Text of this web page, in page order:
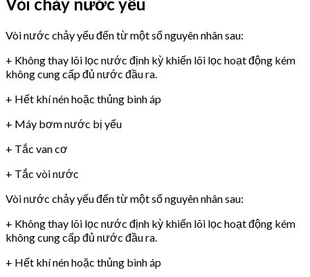
Vòi nước chảy yếu đến từ một số nguyên nhân sau:
+ Không thay lõi lọc nước định kỳ khiến lõi lọc hoạt động kém
không cung cấp đủ nước đầu ra.
+ Hết khí nén hoặc thủng bình áp
+ Máy bơm nước bị yếu
+ Tắc van cơ
+ Tắc vòi nước
Vòi nước chảy yếu đến từ một số nguyên nhân sau:
+ Không thay lõi lọc nước định kỳ khiến lõi lọc hoạt động kém
không cung cấp đủ nước đầu ra.
+ Hết khí nén hoặc thủng bình áp